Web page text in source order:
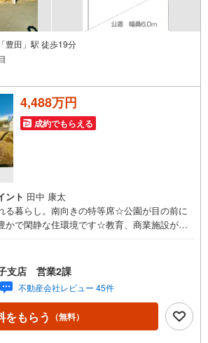
豊田」駅 徒歩19分
4,488万円
成約でもらえる
ント 田中 康太
る暮らし。南向きの特等席☆公園が目の前に
かで閑静な住環境です☆教育、商業施設が充
のため、理想のレイアウトが叶います。※バザ
、ベビーベッドや キッズスペースをご用意
。 小さなお子様連れでも、安心してご来場
料請求、住宅ローンのご相談などお気軽にお
い！スタッフ25名でお客様がご覧になったこ
を多数ご用意しております。インターネッ
支店 営業2課
不動産会社レビュー 45件
をもらう （無料）